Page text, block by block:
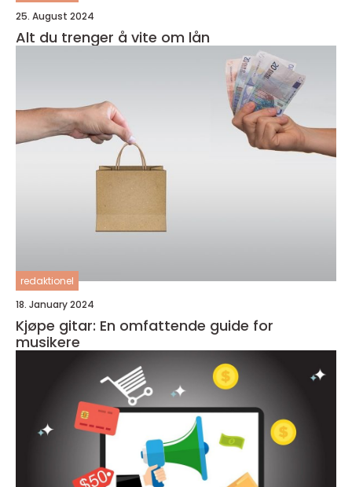
25. August 2024
Alt du trenger å vite om lån
redaktionel
18. January 2024
Kjøpe gitar: En omfattende guide for
musikere